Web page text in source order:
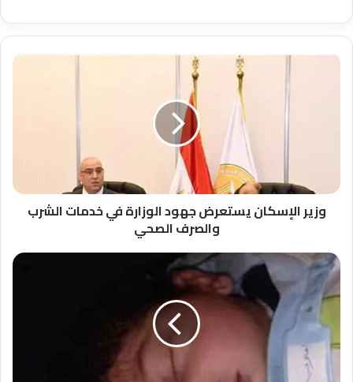
وزير
والصرف
الصحي
وزير الإسكان يستعرض جهود الوزارة في خدمات الشرب
والصرف الصحي
أمن
بلقاس
تكشف
العثور
على
طفل